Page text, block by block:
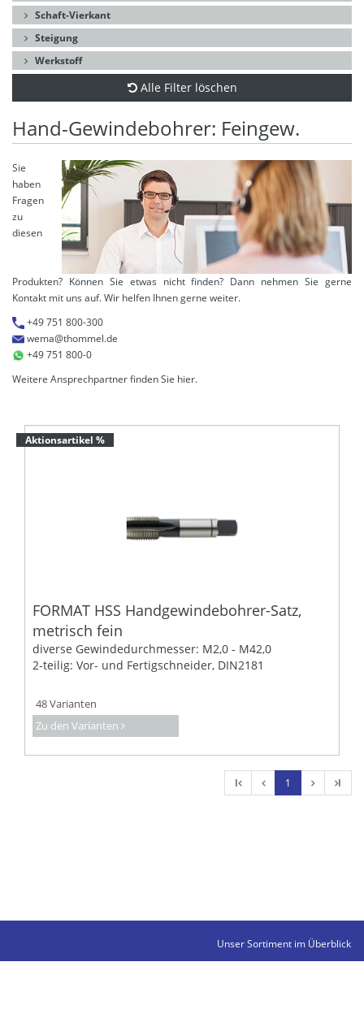
Schaft-Vierkant
Steigung
Werkstoff
Alle Filter löschen
Hand-Gewindebohrer: Feingew.
Sie
haben
Fragen
zu
diesen
Produkten? Können Sie etwas nicht finden? Dann nehmen Sie gerne
Kontakt mit uns auf. Wir helfen Ihnen gerne weiter.
+49 751 800-300
wema@thommel.de
+49 751 800-0
Weitere Ansprechpartner finden Sie hier.
Aktionsartikel %
FORMAT HSS Handgewindebohrer-Satz,
metrisch fein
diverse Gewindedurchmesser: M2,0 - M42,0
2-teilig: Vor- und Fertigschneider, DIN2181
48 Varianten
Zu den Varianten
l 1 l
Unser Sortiment im Überblick